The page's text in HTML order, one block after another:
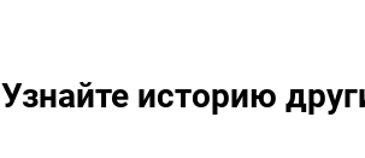
Узнайте историю